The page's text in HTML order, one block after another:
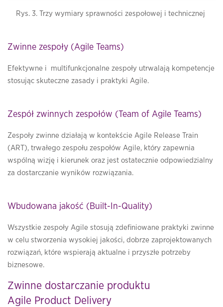
Rys. 3. Trzy wymiary sprawności zespołowej i technicznej
Zwinne zespoły (Agile Teams)
Efektywne i multifunkcjonalne zespoły utrwalają kompetencje
stosując skuteczne zasady i praktyki Agile.
Zespół zwinnych zespołów (Team of Agile Teams)
Zespoły zwinne działają w kontekście Agile Release Train
(ART), trwałego zespołu zespołów Agile, który zapewnia
wspólną wizję i kierunek oraz jest ostatecznie odpowiedzialny
za dostarczanie wyników rozwiązania.
Wbudowana jakość (Built-In-Quality)
Wszystkie zespoły Agile stosują zdefiniowane praktyki zwinne
w celu stworzenia wysokiej jakości, dobrze zaprojektowanych
rozwiązań, które wspierają aktualne i przyszłe potrzeby
biznesowe.
Zwinne dostarczanie produktu
Agile Product Delivery